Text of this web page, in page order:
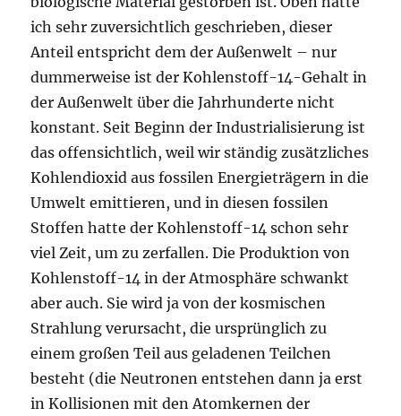
ich sehr zuversichtlich geschrieben, dieser
Anteil entspricht dem der Außenwelt – nur
dummerweise ist der Kohlenstoff-14-Gehalt in
der Außenwelt über die Jahrhunderte nicht
konstant. Seit Beginn der Industrialisierung ist
das offensichtlich, weil wir ständig zusätzliches
Kohlendioxid aus fossilen Energieträgern in die
Umwelt emittieren, und in diesen fossilen
Stoffen hatte der Kohlenstoff-14 schon sehr
viel Zeit, um zu zerfallen. Die Produktion von
Kohlenstoff-14 in der Atmosphäre schwankt
aber auch. Sie wird ja von der kosmischen
Strahlung verursacht, die ursprünglich zu
einem großen Teil aus geladenen Teilchen
besteht (die Neutronen entstehen dann ja erst
in Kollisionen mit den Atomkernen der